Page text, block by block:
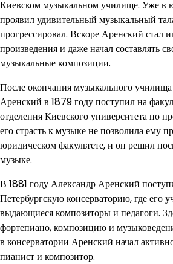
Киевском музыкальном училище. Уже в
проявил удивительный музыкальный
прогрессировал. Вскоре Аренский стал
произведения и даже начал составлять
музыкальные композиции.
После окончания музыкального
Аренский в 1879 году поступил на
отделения Киевского университета по
его страсть к музыке не позволила ему
юридическом факультете, и он решил
музыке.
В 1881 году Александр Аренский
Петербургскую консерваторию, где его
выдающиеся композиторы и педагоги.
фортепиано, композицию и
в консерватории Аренский начал
пианист и композитор.